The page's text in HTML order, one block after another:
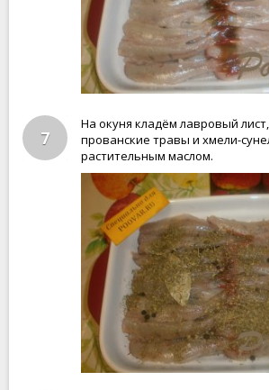
7
На окуня кладём лавровый
прованские травы и хмели-
растительным маслом.